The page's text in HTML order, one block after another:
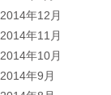
2014年12月
2014年11月
2014年10月
2014年9月